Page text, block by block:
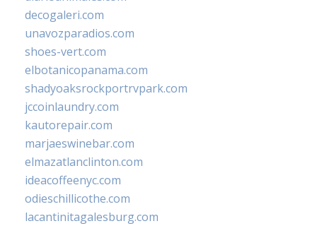
decogaleri.com
unavozparadios.com
shoes-vert.com
elbotanicopanama.com
shadyoaksrockportrvpark.com
jccoinlaundry.com
kautorepair.com
marjaeswinebar.com
elmazatlanclinton.com
ideacoffeenyc.com
odieschillicothe.com
lacantinitagalesburg.com